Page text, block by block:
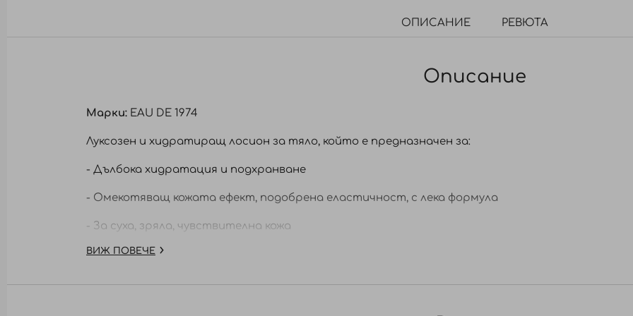
ОПИСАНИЕ РЕВЮТА
Описание
Марки: EAU DE 1974
Луксозен и хидратиращ лосион за тяло, който е предназначен за:
- Дълбока хидратация и подхранване
- Омекотяващ кожата ефект, подобрена еластичност, с лека формула
- За суха, зряла, чувствителна кожа
Състав:
Aqua, Glycerin, Butyrospermum Parkii Butter, Caprylic/Capric Triglyceride, C13-15 Alkane, Glyceryl
ВИЖ ПОВЕЧЕ